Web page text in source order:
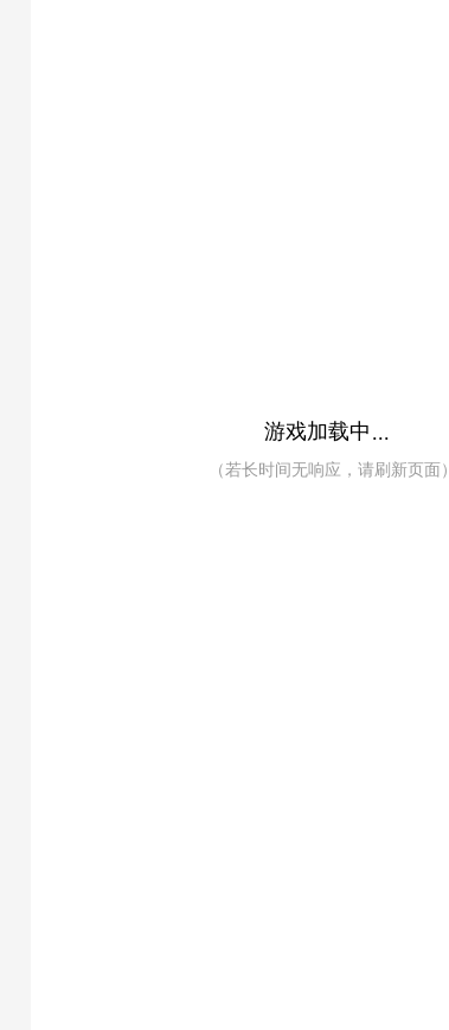
游戏加载中 ...
（若长时间无响应，请刷新页面）